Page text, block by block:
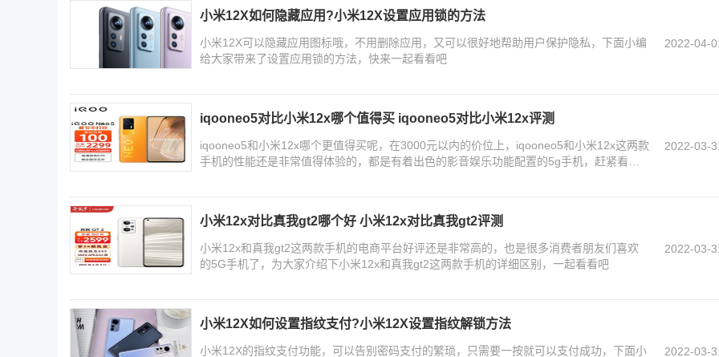
小米12X如何隐藏应用?小米12X设置应用锁的方法
小米12X可以隐藏应用图标哦，不用删除应用，又可以很好地帮助用户保护隐私，下面小编
给大家带来了设置应用锁的方法，快来一起看看吧
2022-04-
iqooneo5对比小米12x哪个值得买 iqooneo5对比小米12x评测
iqooneo5和小米12x哪个更值得买呢，在3000元以内的价位上，iqooneo5和小米12x这两款
手机的性能还是非常值得体验的，都是有着出色的影音娱乐功能配置的5g手机，赶紧看看
2022-03-
小米12x对比真我gt2哪个好 小米12x对比真我gt2评测
小米12x和真我gt2这两款手机的电商平台好评还是非常高的，也是很多消费者朋友们喜欢
的5G手机了，为大家介绍下小米12x和真我gt2这两款手机的详细区别，一起看看吧
2022-03-
小米12X如何设置指纹支付?小米12X设置指纹解锁方法
小米12X的指纹支付功能，可以告别密码支付的繁琐，只需要一按就可以支付成功，下面小 2022-03-